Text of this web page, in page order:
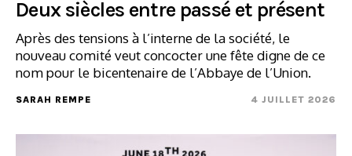
Deux siècles entre passé et présent
Après des tensions à l’interne de la société, le
nouveau comité veut concocter une fête digne de ce
nom pour le bicentenaire de l’Abbaye de l’Union.
SARAH REMPE 4 JUILLET 2026